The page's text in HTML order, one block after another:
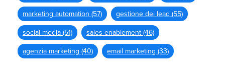
marketing automation (57) gestione dei lead (55)
social media (51) sales enablement (46)
agenzia marketing (40) email marketing (33)